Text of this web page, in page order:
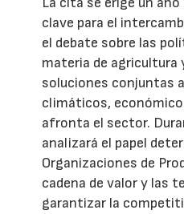
clave para el
el debate sobre las
materia de agricultura
soluciones conjuntas
climáticos,
afronta el sector.
analizará el papel
Organizaciones de
cadena de valor y las
garantizar la